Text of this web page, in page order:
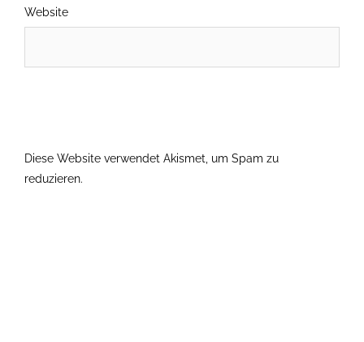
Website
Diese Website verwendet Akismet, um Spam zu
reduzieren.